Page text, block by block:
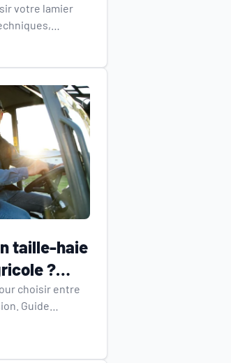
matériel
votre lamier
modèles
taille-haie
?
guide
choisir entre
Guide